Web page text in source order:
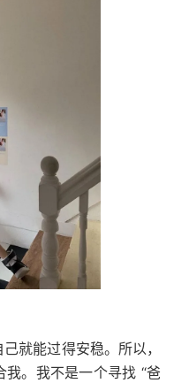
就能过得安稳。所以，
。我不是一个寻找 “爸